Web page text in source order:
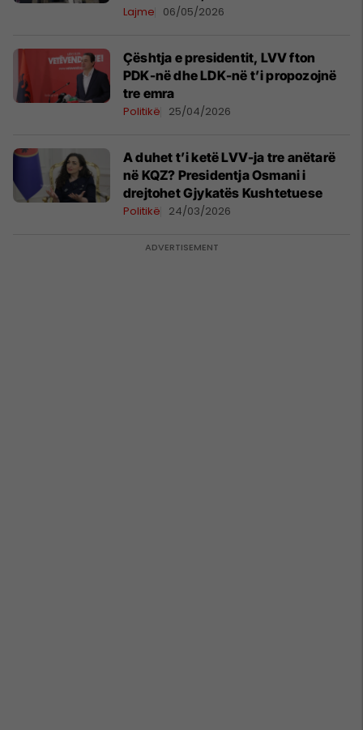
Lajme 06/05/2026
Çështja e presidentit, LVV fton
PDK-në dhe LDK-në t’i propozojnë
tre emra
Politikë 25/04/2026
A duhet t’i ketë LVV-ja tre anëtarë
në KQZ? Presidentja Osmani i
drejtohet Gjykatës Kushtetuese
Politikë 24/03/2026